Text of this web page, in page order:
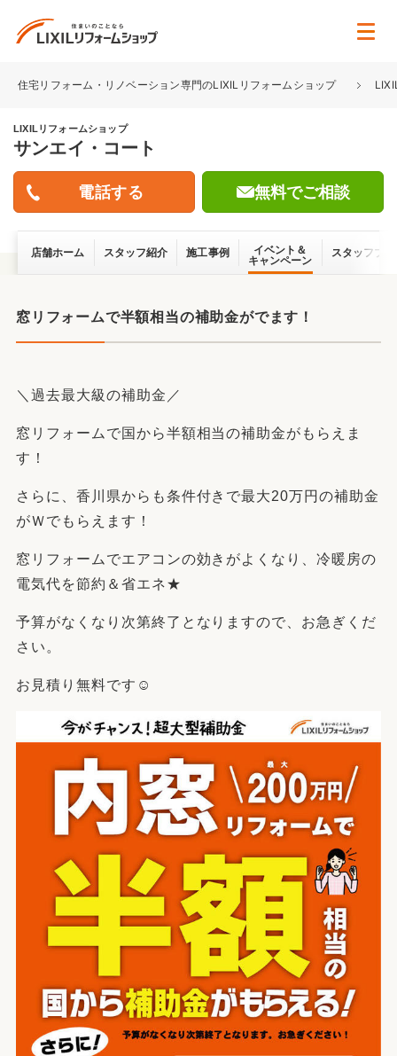
住宅リフォーム・リノベーション専門のLIXILリフォームショップ
LIXILリフォームショップ
サンエイ・コート
無料でご相談
店舗ホーム スタッフ紹介 施工事例
イベント＆
キャンペーン
スタッフブ
窓リフォームで半額相当の補助金がでます！
＼過去最大級の補助金／
窓リフォームで国から半額相当の補助金がもらえま
す！
さらに、香川県からも条件付きで最大20万円の補助金
がＷでもらえます！
窓リフォームでエアコンの効きがよくなり、冷暖房の
電気代を節約＆省エネ★
予算がなくなり次第終了となりますので、お急ぎくだ
さい。
お見積り無料です☺